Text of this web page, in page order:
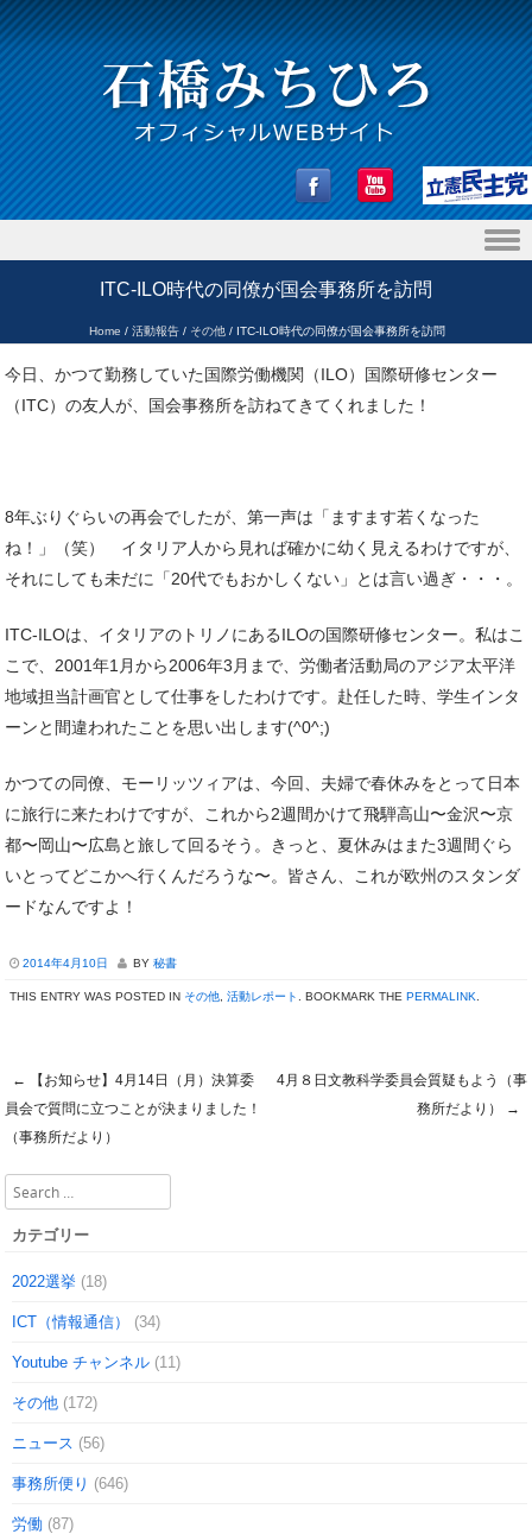
ITC-ILO時代の同僚が国会事務所を訪問
Home / 活動報告/ その他/ ITC-ILO時代の同僚が国会事務所を訪問
今日、かつて勤務していた国際労働機関（ILO）国際研修センター
（ITC）の友人が、国会事務所を訪ねてきてくれました！
8年ぶりぐらいの再会でしたが、第一声は「ますます若くなった
ね！」（笑） イタリア人から見れば確かに幼く見えるわけですが、
それにしても未だに「20代でもおかしくない」とは言い過ぎ・・・。
ITC-ILOは、イタリアのトリノにあるILOの国際研修センター。私はこ
こで、2001年1月から2006年3月まで、労働者活動局のアジア太平洋
地域担当計画官として仕事をしたわけです。赴任した時、学生インタ
ーンと間違われたことを思い出します(^0^;)
かつての同僚、モーリッツィアは、今回、夫婦で春休みをとって日本
に旅行に来たわけですが、これから2週間かけて飛騨高山〜金沢〜京
都〜岡山〜広島と旅して回るそう。きっと、夏休みはまた3週間ぐら
いとってどこかへ行くんだろうな〜。皆さん、これが欧州のスタンダ
ードなんですよ！
2014年4月10日 BY 秘書
THIS ENTRY WAS POSTED IN その他 活動レポート . BOOKMARK THE PERMALINK
Post navigation
←
【お知らせ】4月14日（月）決算委
員会で質問に立つことが決まりました！
（事務所だより）
4月８日文教科学委員会質疑もよう（事
務所だより）
→
Search
カテゴリー
2022選挙 (18)
ICT（情報通信） (34)
Youtube チャンネル (11)
その他 (172)
ニュース (56)
事務所便り (646)
労働 (87)